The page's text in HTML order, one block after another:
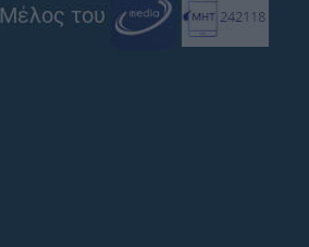
Μέλος του